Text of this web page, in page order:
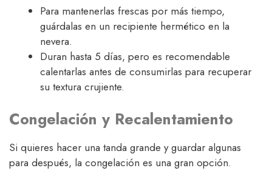
Para mantenerlas frescas por más tiempo,
guárdalas en un recipiente hermético en la
nevera.
Duran hasta 5 días, pero es recomendable
calentarlas antes de consumirlas para recuperar
su textura crujiente.
Congelación y Recalentamiento
Si quieres hacer una tanda grande y guardar algunas
para después, la congelación es una gran opción.